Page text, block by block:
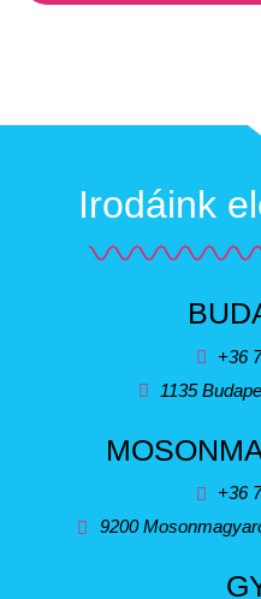
Irodáink
+36
1135
+36
9200